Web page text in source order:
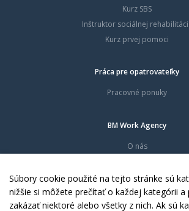
Kurz SBS
Inštruktor sociálnej
Kurz prvej pomoci
Práca pre opatrovateľky
Pracovné ponuky
BM Work Agency
O nás
Dokumenty
Kontakty
Súbory cookie použité na tejto stránke sú
nižšie si môžete prečítať o každej kategórii a
zakázať niektoré alebo všetky z nich. Ak sú